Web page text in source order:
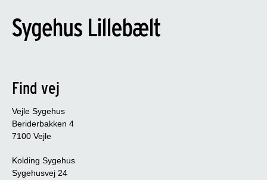
Find vej
Vejle Sygehus
Beriderbakken 4
7100 Vejle
Kolding Sygehus
Sygehusvej 24